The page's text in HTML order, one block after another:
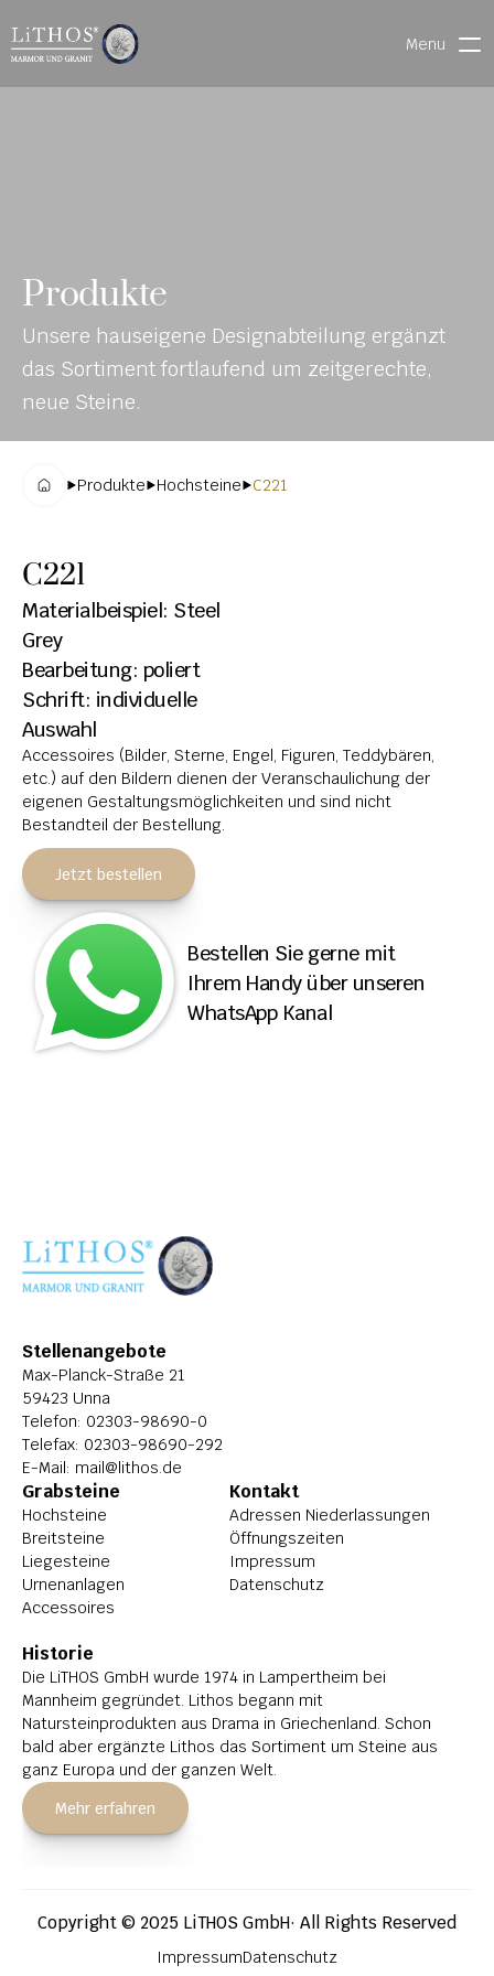
Menu
INE-
KAT
ALO
G
MATERIALIEN
STEINMETZFINDER
3D-KONFIGURATOR
DOWNLOADS
DENKMALE
MAGRADO
KOLUMBARIEN
BREITSTEINE
LIEGESTEINE
URNENANLAGEN
LEUCHTGRABMALE
ACCESSOIRES
KONTAKT
ADRESSEN NIEDERLASSUNGEN
ÖFFNUNGSZEITEN
IMPRESSUM
ÜBER LITHOS
Produkte
Unsere hauseigene Designabteilung ergänzt
das Sortiment fortlaufend um zeitgerechte,
neue Steine.
Produkte Hochsteine C221
C221
Materialbeispiel: Steel
Grey
Bearbeitung: poliert
Schrift: individuelle
Auswahl
Accessoires (Bilder, Sterne, Engel, Figuren, Teddybären,
etc.) auf den Bildern dienen der Veranschaulichung der
eigenen Gestaltungsmöglichkeiten und sind nicht
Bestandteil der Bestellung.
Jetzt bestellen
Bestellen Sie gerne mit
Ihrem Handy über unseren
WhatsApp Kanal
Stellenangebote
Max-Planck-Straße 21
59423 Unna
Telefon: 02303-98690-0
Telefax: 02303-98690-292
E-Mail: mail@lithos.de
Grabsteine
Hochsteine
Breitsteine
Liegesteine
Urnenanlagen
Accessoires
Kontakt
Adressen Niederlassungen
Öffnungszeiten
Impressum
Datenschutz
Historie
Die LiTHOS GmbH wurde 1974 in Lampertheim bei
Mannheim gegründet. Lithos begann mit
Natursteinprodukten aus Drama in Griechenland. Schon
bald aber ergänzte Lithos das Sortiment um Steine aus
ganz Europa und der ganzen Welt.
Mehr erfahren
Copyright © 2025 LiTHOS GmbH· All Rights Reserved
ImpressumDatenschutz